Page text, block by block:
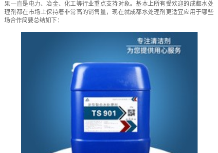
果一直是电力、冶金、化工等行业重点支持对象。基本上所有受欢迎的成都水处
理剂都在市场上保持着非常高的销售量，现在就成都水处理剂更适宜应用于哪些
场合作简要总结如下：